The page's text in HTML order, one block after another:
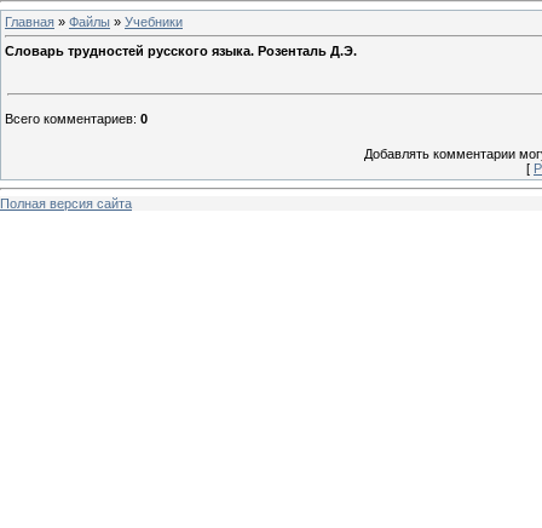
Главная » Файлы » Учебники
Словарь трудностей русского языка. Розенталь Д.Э.
Всего комментариев: 0
Добавлять комментарии
[
Полная версия сайта